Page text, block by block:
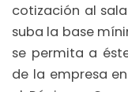
cotización al
suba la base
se permita a
de la empresa